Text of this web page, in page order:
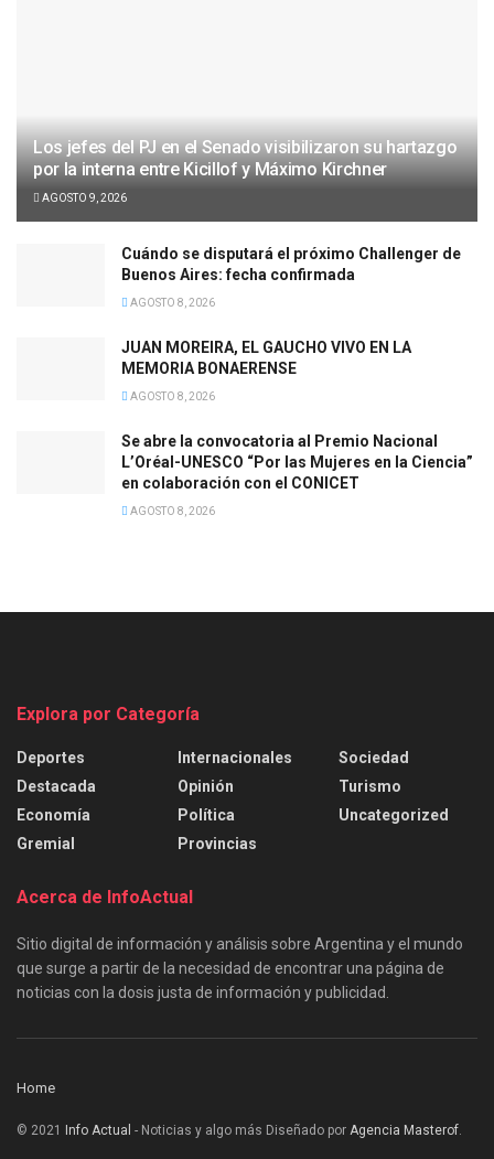
Los jefes del PJ en el Senado visibilizaron su hartazgo
por la interna entre Kicillof y Máximo Kirchner
AGOSTO 9, 2026
Cuándo se disputará el próximo Challenger de
Buenos Aires: fecha confirmada
AGOSTO 8, 2026
JUAN MOREIRA, EL GAUCHO VIVO EN LA
MEMORIA BONAERENSE
AGOSTO 8, 2026
Se abre la convocatoria al Premio Nacional
L’Oréal-UNESCO “Por las Mujeres en la Ciencia”
en colaboración con el CONICET
AGOSTO 8, 2026
Explora por Categoría
Deportes
Destacada
Economía
Gremial
Internacionales
Opinión
Política
Provincias
Sociedad
Turismo
Uncategorized
Acerca de InfoActual
Sitio digital de información y análisis sobre Argentina y el mundo
que surge a partir de la necesidad de encontrar una página de
noticias con la dosis justa de información y publicidad.
Home
© 2021 Info Actual - Noticias y algo más Diseñado por Agencia Masterof.